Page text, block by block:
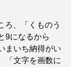
ろ、「くものう
9になるから
まいち納得がい
「文字を画数に